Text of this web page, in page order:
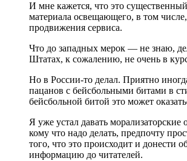
И мне кажется, что это
материала освещающего, в том
продвижения сервиса.
Что до западных мерок — не знаю,
Штатах, к сожалению, не очень в
Но в России-то делал. Приятно
пацанов с бейсбольными битами в
бейсбольной битой это может
Я уже устал давать морализаторские
кому что надо делать, предпочту
того, что это происходит и донести
информацию до читателей.